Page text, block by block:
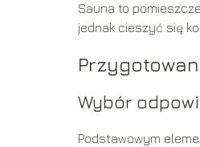
Sauna to
jednak cieszyć się
Wybór
Podstawowym